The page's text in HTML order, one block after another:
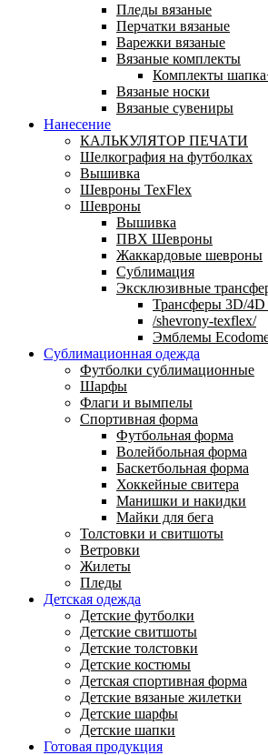
Пледы вязаные
Перчатки вязаные
Варежки вязаные
Вязаные комплекты
Комплекты
Вязаные носки
Вязаные сувениры
Нанесение
КАЛЬКУЛЯТОР ПЕЧАТИ
Шелкография на футболках
Вышивка
Шевроны TexFlex
Шевроны
Вышивка
ПВХ Шевроны
Жаккардовые шевроны
Сублимация
Эксклюзивные
Трансферы 3D/
/shevrony-texflex/
Эмблемы
Сублимационная одежда
Футболки сублимационные
Шарфы
Флаги и вымпелы
Спортивная форма
Футбольная форма
Волейбольная форма
Баскетбольная форма
Хоккейные свитера
Манишки и накидки
Майки для бега
Толстовки и свитшоты
Ветровки
Жилеты
Пледы
Детская одежда
Детские футболки
Детские свитшоты
Детские толстовки
Детские костюмы
Детская спортивная форма
Детские вязаные жилетки
Детские шарфы
Детские шапки
Готовая продукция